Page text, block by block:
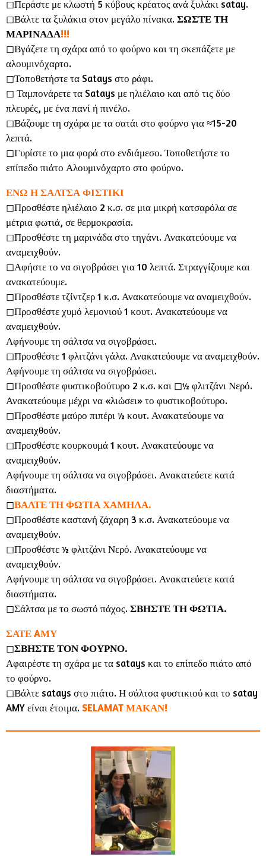
◻︎Περάστε με κλωστή 5 κύβους κρέατος ανά ξυλάκι satay.
◻︎Βάλτε τα ξυλάκια στον μεγάλο πίνακα. ΣΩΣΤΕ ΤΗ
ΜΑΡΙΝΑΔΑ!!!
◻︎Βγάζετε τη σχάρα από το φούρνο και τη σκεπάζετε με
αλουμινόχαρτο.
◻︎Τοποθετήστε τα Satays στο ράφι.
◻︎ Ταμπονάρετε τα Satays με ηλιέλαιο και από τις δύο
πλευρές, με ένα πανί ή πινέλο.
◻︎Βάζουμε τη σχάρα με τα σατάι στο φούρνο για ≈15-20
λεπτά.
◻︎Γυρίστε το μια φορά στο ενδιάμεσο. Τοποθετήστε το
επίπεδο πιάτο Αλουμινόχαρτο στο φούρνο.
ΕΝΩ Η ΣΑΛΤΣΑ ΦΙΣΤΙΚΙ
◻︎Προσθέστε ηλιέλαιο 2 κ.σ. σε μια μικρή κατσαρόλα σε
μέτρια φωτιά, σε θερμοκρασία.
◻︎Προσθέστε τη μαρινάδα στο τηγάνι. Ανακατεύουμε να
αναμειχθούν.
◻︎Αφήστε το να σιγοβράσει για 10 λεπτά. Στραγγίζουμε και
ανακατεύουμε.
◻︎Προσθέστε τζίντζερ 1 κ.σ. Ανακατεύουμε να αναμειχθούν.
◻︎Προσθέστε χυμό λεμονιού 1 κουτ. Ανακατεύουμε να
αναμειχθούν.
Αφήνουμε τη σάλτσα να σιγοβράσει.
◻︎Προσθέστε 1 φλιτζάνι γάλα. Ανακατεύουμε να αναμειχθούν.
Αφήνουμε τη σάλτσα να σιγοβράσει.
◻︎Προσθέστε φυστικοβούτυρο 2 κ.σ. και ◻︎½ φλιτζάνι Νερό.
Ανακατεύουμε μέχρι να «λιώσει» το φυστικοβούτυρο.
◻︎Προσθέστε μαύρο πιπέρι ½ κουτ. Ανακατεύουμε να
αναμειχθούν.
◻︎Προσθέστε κουρκουμά 1 κουτ. Ανακατεύουμε να
αναμειχθούν.
Αφήνουμε τη σάλτσα να σιγοβράσει. Ανακατεύετε κατά
διαστήματα.
◻︎ΒΑΛΤΕ ΤΗ ΦΩΤΙΑ ΧΑΜΗΛΑ.
◻︎Προσθέστε καστανή ζάχαρη 3 κ.σ. Ανακατεύουμε να
αναμειχθούν.
◻︎Προσθέστε ½ φλιτζάνι Νερό. Ανακατεύουμε να
αναμειχθούν.
Αφήνουμε τη σάλτσα να σιγοβράσει. Ανακατεύετε κατά
διαστήματα.
◻︎Σάλτσα με το σωστό πάχος. ΣΒΗΣΤΕ ΤΗ ΦΩΤΙΑ.
ΣΑΤΕ AΜΥ
◻︎ΣΒΗΣΤΕ ΤΟΝ ΦΟΥΡΝΟ.
Αφαιρέστε τη σχάρα με τα satays και το επίπεδο πιάτο από
το φούρνο.
◻︎Βάλτε satays στο πιάτο. Η σάλτσα φυστικιού και το satay
AMY είναι έτοιμα. SELAMAT ΜΑΚΑΝ!